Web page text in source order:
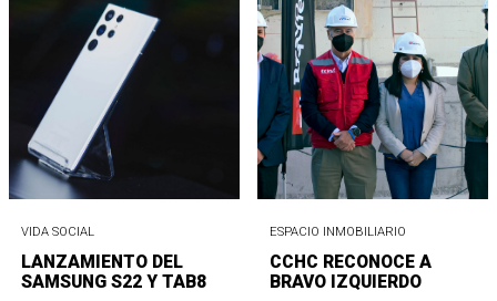
VIDA SOCIAL
LANZAMIENTO DEL
SAMSUNG S22 Y TAB8
ESPACIO INMOBILIARIO
CCHC RECONOCE A
BRAVO IZQUIERDO